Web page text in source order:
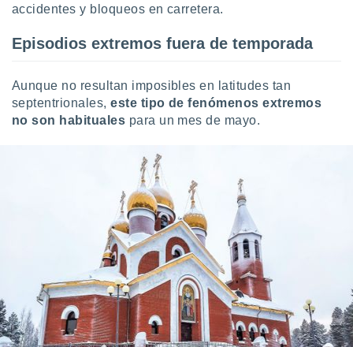
con el
mediante
publicidad
accidentes y bloqueos en carretera.
Episodios extremos fuera de temporada
Aunque no resultan imposibles en latitudes tan
septentrionales,este tipo de fenómenos extremos
no son habituales para un mes de mayo.